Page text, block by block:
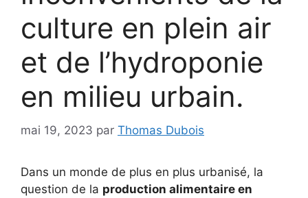
culture en plein air
et de l’hydroponie
en milieu urbain.
mai 19, 2023 par Thomas Dubois
Dans un monde de plus en plus urbanisé, la
question de la production alimentaire en